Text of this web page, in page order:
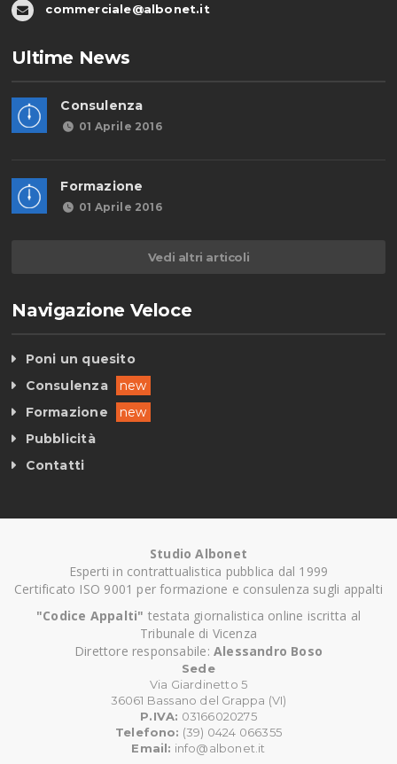
commerciale@albonet.it
Ultime News
Consulenza
01 Aprile 2016
Formazione
01 Aprile 2016
Vedi altri articoli
Navigazione Veloce
Poni un quesito
Consulenza
new
Formazione
new
Pubblicità
Contatti
Studio Albonet
Esperti in contrattualistica pubblica dal 1999
Certificato ISO 9001 per formazione e consulenza sugli appalti
"Codice Appalti" testata giornalistica online iscritta al
Tribunale di Vicenza
Direttore responsabile: Alessandro Boso
Sede
Via Giardinetto 5
36061 Bassano del Grappa (VI)
P.IVA: 03166020275
Telefono: (39) 0424 066355
Email: info@albonet.it